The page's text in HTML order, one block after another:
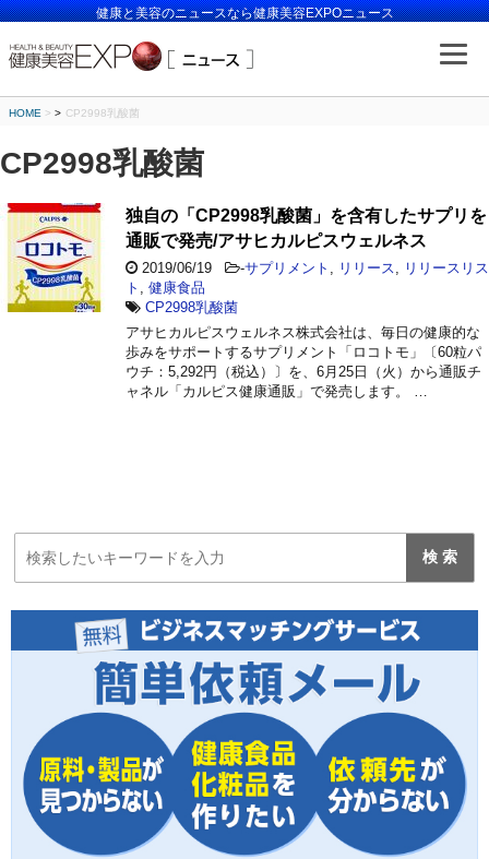
健康と美容のニュースなら健康美容EXPOニュース
HOME > CP2998乳酸菌
CP2998乳酸菌
独自の「CP2998乳酸菌」を含有したサプリを
通販で発売/アサヒカルピスウェルネス
2019/06/19 -サプリメント リリース
リリースリス
ト
健康食品
CP2998乳酸菌
アサヒカルピスウェルネス株式会社は、毎日の健康的な
歩みをサポートするサプリメント「ロコトモ」〔60粒パ
ウチ：5,292円（税込）〕を、6月25日（火）から通販チ
ャネル「カルピス健康通販」で発売します。 …